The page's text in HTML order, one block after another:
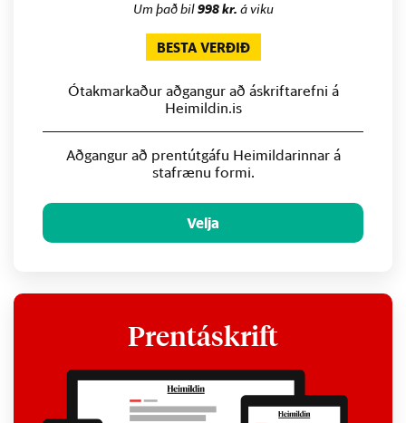
Um það bil998 kr. á viku
BESTA VERÐIÐ
Ótakmarkaður aðgangur að áskriftarefni á
Heimildin.is
Aðgangur að prentútgáfu Heimildarinnar á
stafrænu formi.
Velja
Prentáskrift